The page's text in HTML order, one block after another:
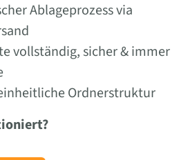
Ablageprozess via
vollständig, sicher & immer
Ordnerstruktur